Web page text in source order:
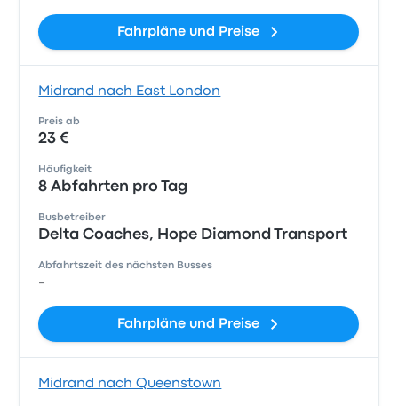
Fahrpläne und Preise
Midrand nach East London
Preis ab
23 €
Häufigkeit
8 Abfahrten pro Tag
Busbetreiber
Delta Coaches, Hope Diamond Transport
Abfahrtszeit des nächsten Busses
-
Fahrpläne und Preise
Midrand nach Queenstown